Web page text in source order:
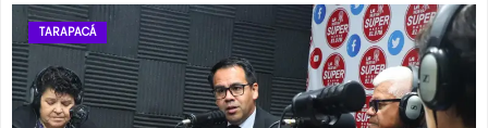
TARAPACÁ